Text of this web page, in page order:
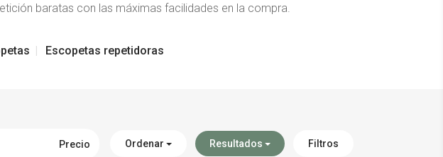
baratas con las máximas facilidades en la compra.
Escopetas repetidoras
Precio Ordenar Resultados Filtros